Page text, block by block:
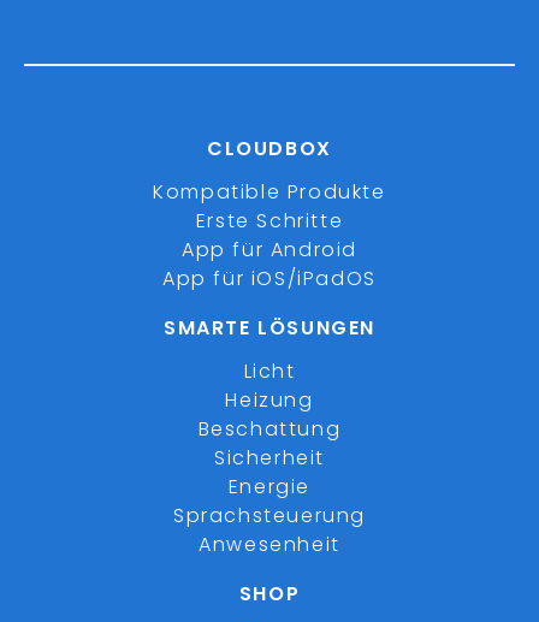
CLOUDBOX
Kompatible Produkte
Erste Schritte
App für Android
App für iOS/iPadOS
SMARTE LÖSUNGEN
Licht
Heizung
Beschattung
Sicherheit
Energie
Sprachsteuerung
Anwesenheit
SHOP